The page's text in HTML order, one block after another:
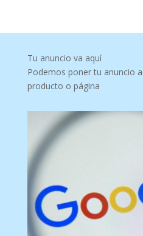
Tu anuncio va aquí
Podemos poner tu anuncio
producto o página